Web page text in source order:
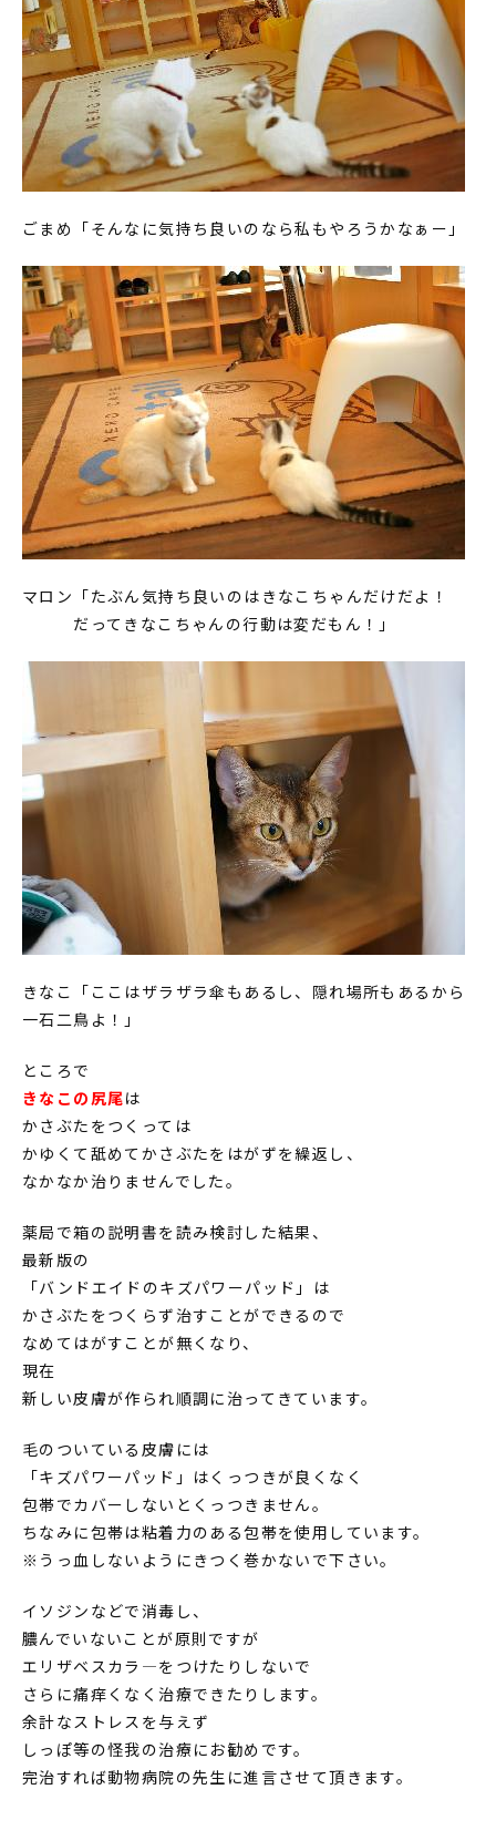
ごまめ「そんなに気持ち良いのなら私もやろうかなぁー」
マロン「たぶん気持ち良いのはきなこちゃんだけだよ！
だってきなこちゃんの行動は変だもん！」
きなこ「ここはザラザラ傘もあるし、隠れ場所もあるから
一石二鳥よ！」
ところで
きなこの尻尾は
かさぶたをつくっては
かゆくて舐めてかさぶたをはがずを繰返し、
なかなか治りませんでした。
薬局で箱の説明書を読み検討した結果、
最新版の
「バンドエイドのキズパワーパッド」は
かさぶたをつくらず治すことができるので
なめてはがすことが無くなり、
現在
新しい皮膚が作られ順調に治ってきています。
毛のついている皮膚には
「キズパワーパッド」はくっつきが良くなく
包帯でカバーしないとくっつきません。
ちなみに包帯は粘着力のある包帯を使用しています。
※うっ血しないようにきつく巻かないで下さい。
イソジンなどで消毒し、
膿んでいないことが原則ですが
エリザベスカラ―をつけたりしないで
さらに痛痒くなく治療できたりします。
余計なストレスを与えず
しっぽ等の怪我の治療にお勧めです。
完治すれば動物病院の先生に進言させて頂きます。